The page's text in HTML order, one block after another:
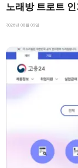
노래방 트로트
2026년 08월 09일